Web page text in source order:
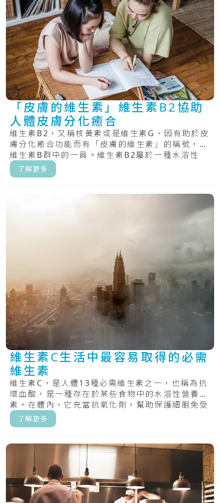
「皮膚的維生素」維生素B2協助
人體皮膚分化癒合
維生素B2，又稱核黃素或是維生素G，因有助於皮
膚分化癒合功能而有「皮膚的維生素」的稱號，為
維生素B群中的一員。維生素B2屬於一種水溶性
維.....
了解更多
維生素C生活中最容易取得的必需
維生素
維生素C，是人體13種必需維生素之一，也稱為抗
壞血酸，是一種存在於某些食物中的水溶性營養
素。在體內，它充當抗氧化劑，幫助保護細胞免受
自由.....
了解更多